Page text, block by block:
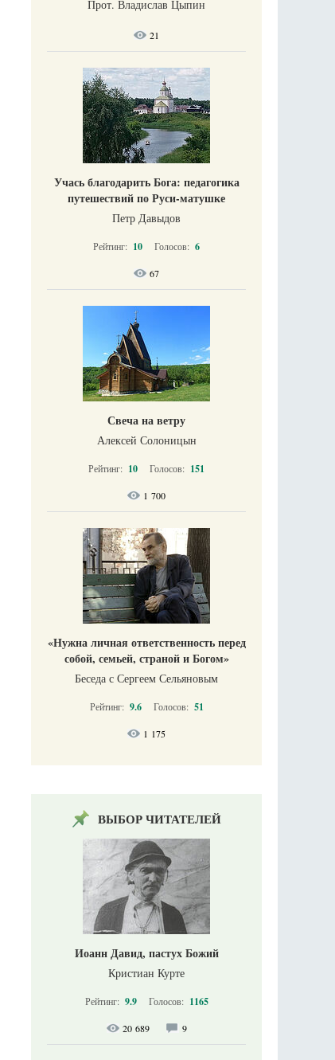
Прот. Владислав Цыпин
21
Учась благодарить Бога: педагогика
путешествий по Руси-матушке
Петр Давыдов
Рейтинг: 10 Голосов: 6
67
Свеча на ветру
Алексей Солоницын
Рейтинг: 10 Голосов: 151
1 700
«Нужна личная ответственность перед
собой, семьей, страной и Богом»
Беседа с Сергеем Сельяновым
Рейтинг: 9.6 Голосов: 51
1 175
ВЫБОР ЧИТАТЕЛЕЙ
Иоанн Давид, пастух Божий
Кристиан Курте
Рейтинг: 9.9 Голосов: 1165
20 689 9